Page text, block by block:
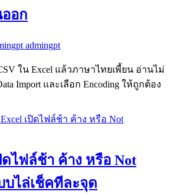
อก
admingpt
ใน Excel แล้วภาษาไทยเพี้ยน อ่านไม่
Import และเลือก Encoding ให้ถูกต้อง
ดไฟล์ช้า ค้าง หรือ Not
บไล่เช็คทีละจุด